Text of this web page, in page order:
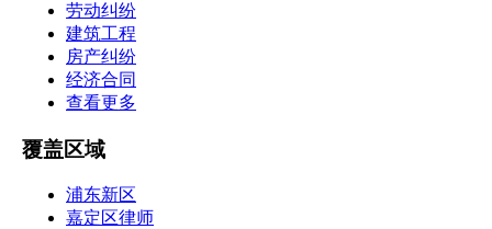
劳动纠纷
建筑工程
房产纠纷
经济合同
查看更多
覆盖区域
浦东新区
嘉定区律师